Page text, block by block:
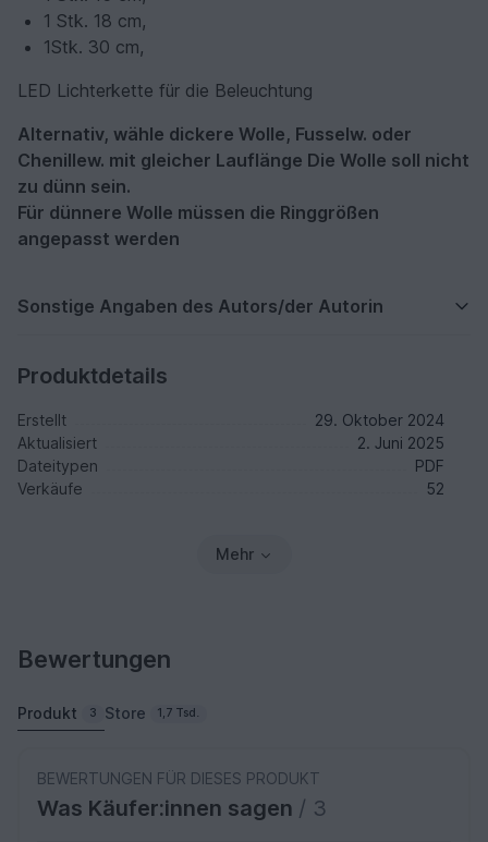
1 Stk. 18 cm,
1Stk. 30 cm,
LED Lichterkette für die Beleuchtung
Alternativ, wähle dickere Wolle, Fusselw. oder
Chenillew. mit gleicher Lauflänge Die Wolle soll nicht
zu dünn sein.
Für dünnere Wolle müssen die Ringgrößen
angepasst werden
Sonstige Angaben des Autors/der Autorin
Produktdetails
Erstellt
29. Oktober 2024
Aktualisiert
2. Juni 2025
Dateitypen
PDF
Verkäufe
52
Mehr
Bewertungen
Produkt 3 Store 1,7 Tsd.
BEWERTUNGEN FÜR DIESES PRODUKT
Was Käufer:innen sagen / 3